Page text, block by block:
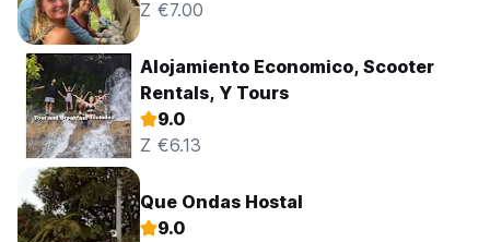
Z €7.00
Alojamiento Economico, Scooter
Rentals, Y Tours
9.0
Z €6.13
Que Ondas Hostal
9.0